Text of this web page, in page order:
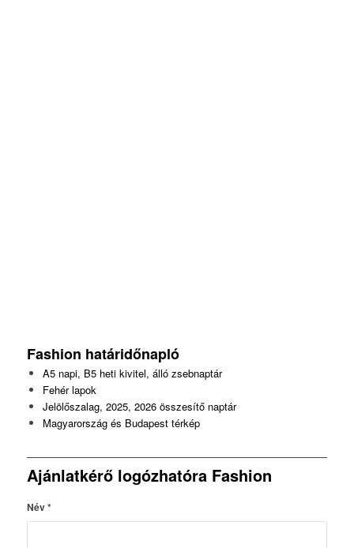
Fashion határidőnapló
A5 napi, B5 heti kivitel, álló zsebnaptár
Fehér lapok
Jelölőszalag, 2025, 2026 összesítő naptár
Magyarország és Budapest térkép
Ajánlatkérő logózhatóra Fashion
Név*